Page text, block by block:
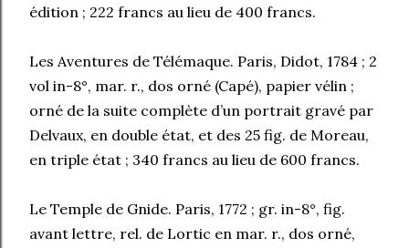
édition ; 222 francs au lieu de 400 francs.
Les Aventures de Télémaque. Paris, Didot, 1784 ; 2
vol in-8°, mar. r., dos orné (Capé), papier vélin ;
orné de la suite complète d’un portrait gravé par
Delvaux, en double état, et des 25 fig. de Moreau,
en triple état ; 340 francs au lieu de 600 francs.
Le Temple de Gnide. Paris, 1772 ; gr. in-8°, fig.
avant lettre, rel. de Lortic en mar. r., dos orné,